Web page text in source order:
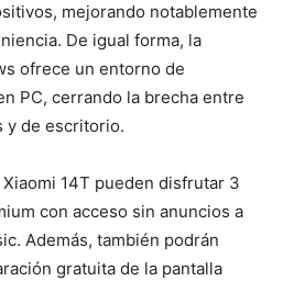
mejorando notablemente
De igual forma, la
ofrece un entorno de
PC, cerrando la brecha entre
y de escritorio.
14T pueden disfrutar 3
con acceso sin anuncios a
Además, también podrán
gratuita de la pantalla